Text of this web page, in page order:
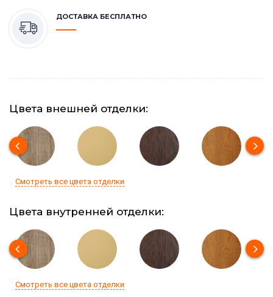
ДОСТАВКА БЕСПЛАТНО
Цвета внешней отделки:
Смотреть все цвета отделки
Цвета внутренней отделки:
Смотреть все цвета отделки